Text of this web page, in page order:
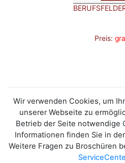
Preis:
Wir verwenden Cookies, um
unserer Webseite zu
Betrieb der Seite notwendige
Informationen finden Sie in
Weitere Fragen zu Broschüren